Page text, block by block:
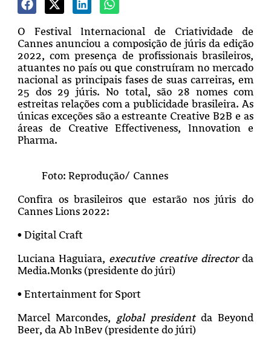
O Festival Internacional de Criatividade de
Cannes anunciou a composição de júris da edição
2022, com presença de profissionais brasileiros,
atuantes no país ou que construíram no mercado
nacional as principais fases de suas carreiras, em
25 dos 29 júris. No total, são 28 nomes com
estreitas relações com a publicidade brasileira. As
únicas exceções são a estreante Creative B2B e as
áreas de Creative Effectiveness, Innovation e
Pharma.
Foto: Reprodução/ Cannes
Confira os brasileiros que estarão nos júris do
Cannes Lions 2022:
• Digital Craft
Luciana Haguiara, executive creative directorda
Media.Monks (presidente do júri)
• Entertainment for Sport
Marcel Marcondes, global presidentda Beyond
Beer, da Ab InBev (presidente do júri)